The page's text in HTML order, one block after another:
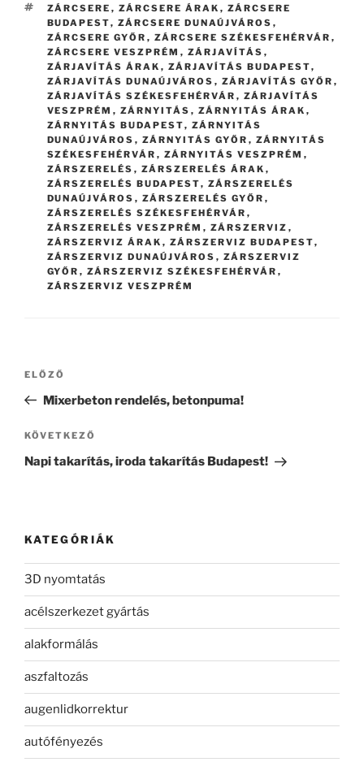
CÍMKÉK
ZÁRCSERE , ZÁRCSERE ÁRAK , ZÁRCSERE
BUDAPEST, ZÁRCSERE DUNAÚJVÁROS ,
ZÁRCSERE GYŐR , ZÁRCSERE SZÉKESFEHÉRVÁR ,
ZÁRCSERE VESZPRÉM , ZÁRJAVÍTÁS ,
ZÁRJAVÍTÁS ÁRAK , ZÁRJAVÍTÁS BUDAPEST,
ZÁRJAVÍTÁS DUNAÚJVÁROS , ZÁRJAVÍTÁS GYŐR ,
ZÁRJAVÍTÁS SZÉKESFEHÉRVÁR , ZÁRJAVÍTÁS
VESZPRÉM , ZÁRNYITÁS , ZÁRNYITÁS ÁRAK ,
ZÁRNYITÁS BUDAPEST, ZÁRNYITÁS
DUNAÚJVÁROS , ZÁRNYITÁS GYŐR , ZÁRNYITÁS
SZÉKESFEHÉRVÁR , ZÁRNYITÁS VESZPRÉM ,
ZÁRSZERELÉS , ZÁRSZERELÉS ÁRAK ,
ZÁRSZERELÉS BUDAPEST, ZÁRSZERELÉS
DUNAÚJVÁROS , ZÁRSZERELÉS GYŐR ,
ZÁRSZERELÉS SZÉKESFEHÉRVÁR ,
ZÁRSZERELÉS VESZPRÉM , ZÁRSZERVIZ ,
ZÁRSZERVIZ ÁRAK , ZÁRSZERVIZ BUDAPEST,
ZÁRSZERVIZ DUNAÚJVÁROS , ZÁRSZERVIZ
GYŐR , ZÁRSZERVIZ SZÉKESFEHÉRVÁR ,
ZÁRSZERVIZ VESZPRÉM
Bejegyzés
Korábbi
bejegyzés
ELŐZŐ
Mixerbeton rendelés, betonpuma!
Következő
bejegyzés
KÖVETKEZŐ
Napi takarítás, iroda takarítás Budapest!
KATEGÓRIÁK
3D nyomtatás
acélszerkezet gyártás
alakformálás
aszfaltozás
augenlidkorrektur
autófényezés